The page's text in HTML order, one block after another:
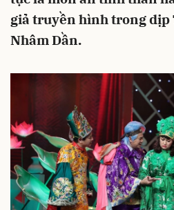
giả truyền hình trong dịp
Nhâm Dần.